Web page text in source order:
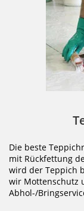
Die beste
mit Rückfettung
wird der Teppich
wir Mottenschutz
Abhol-/